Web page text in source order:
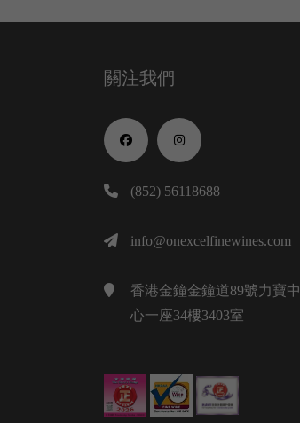
關注我們
(852) 56118688
info@onexcelfinewines.com
香港金鐘金鐘道89號力寶中
心一座34樓3403室